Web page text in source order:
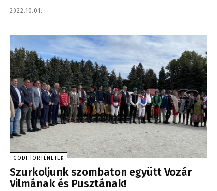
2022.10.01.
GÖDI TÖRTÉNETEK
Szurkoljunk szombaton együtt Vozár
Vilmának és Pusztának!